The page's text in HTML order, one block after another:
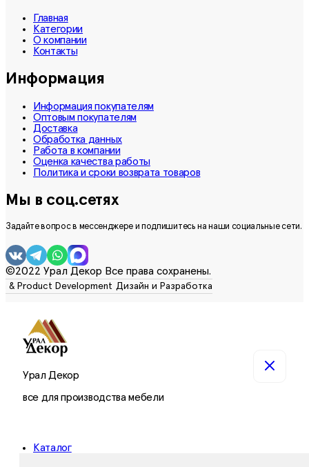
Главная
Категории
О компании
Контакты
Информация
Информация покупателям
Оптовым покупателям
Доставка
Обработка данных
Работа в компании
Оценка качества работы
Политика и сроки возврата товаров
Мы в соц.сетях
Задайте вопрос в мессенджере и подпишитесь на наши социальные сети.
©2022 Урал Декор Все права сохранены.
Урал Декор
все для производства мебели
Каталог